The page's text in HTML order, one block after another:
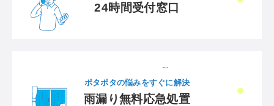
24時間受付窓口
ポタポタの悩みをすぐに解決
雨漏り無料応急処置